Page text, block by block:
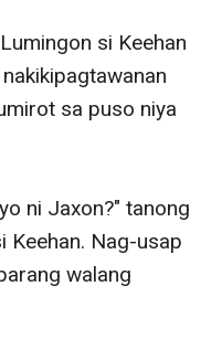
si Keehan
sa puso niya
ni Jaxon?" tanong
Keehan. Nag-usap
walang